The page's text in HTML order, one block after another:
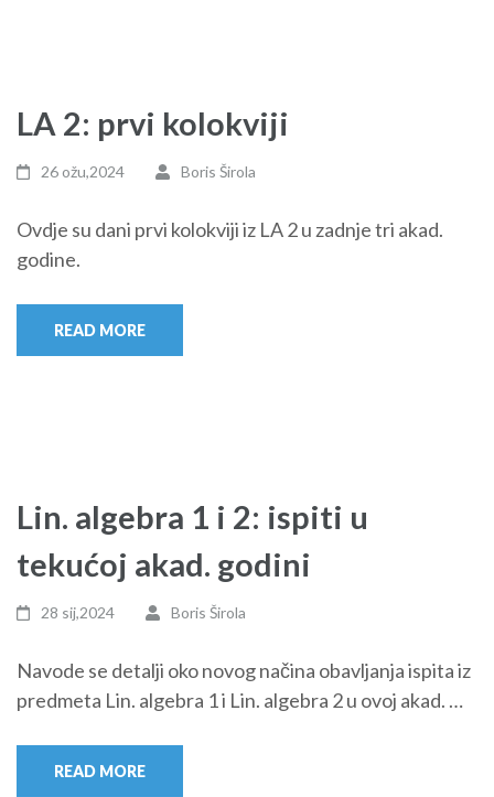
LA 2: prvi kolokviji
26 ožu,2024 Boris Širola
Ovdje su dani prvi kolokviji iz LA 2 u zadnje tri akad.
godine.
READ MORE
Lin. algebra 1 i 2: ispiti u
tekućoj akad. godini
28 sij,2024 Boris Širola
Navode se detalji oko novog načina obavljanja ispita iz
predmeta Lin. algebra 1 i Lin. algebra 2 u ovoj akad. …
READ MORE